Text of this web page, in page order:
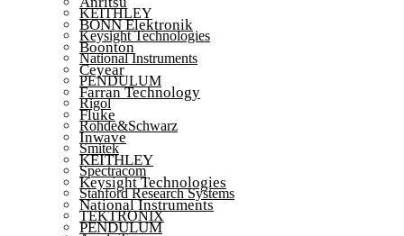
KEITHLEY
Keysight Technologies
National Instruments
PENDULUM
Rigol
Rohde&Schwarz
Smitek
Spectracom
Stanford Research Systems
TEKTRONIX
BONN Elektronik
Boonton
Ceyear
Farran Technology
Fluke
Inwave
KEITHLEY
Keysight Technologies
National Instruments
PENDULUM